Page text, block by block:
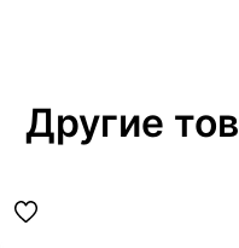
Другие